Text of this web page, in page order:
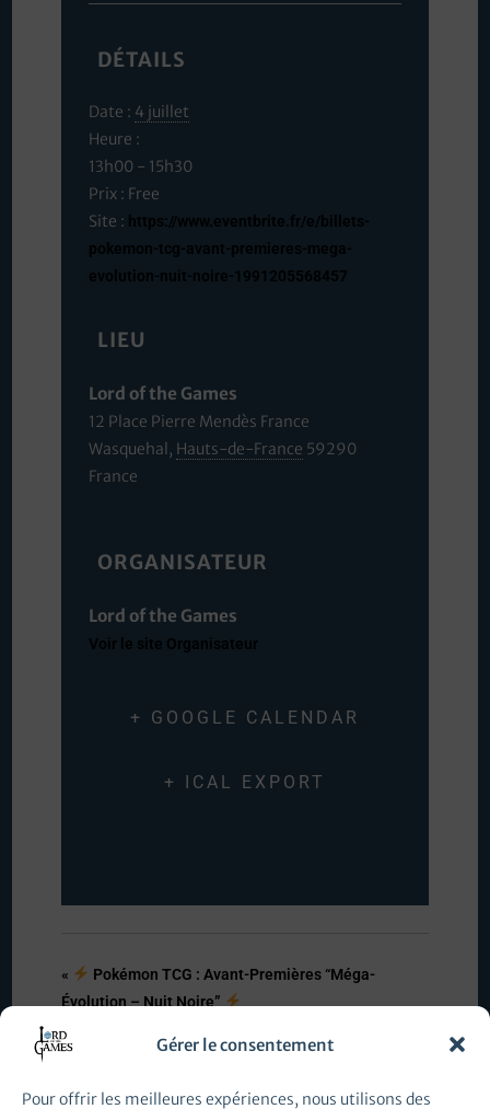
Gérer le consentement
Pour offrir les meilleures expériences, nous utilisons des
DÉTAILS
Date : 4 juillet
Heure :
13h00 - 15h30
Prix : Free
Site : https://www.eventbrite.fr/e/billets-
pokemon-tcg-avant-premieres-mega-
evolution-nuit-noire-1991205568457
LIEU
Lord of the Games
12 Place Pierre Mendès France
Wasquehal, Hauts-de-France 59290
France
ORGANISATEUR
Lord of the Games
Voir le site Organisateur
+ GOOGLE CALENDAR
+ ICAL EXPORT
«
Pokémon TCG : Avant-Premières “Méga-
Évolution – Nuit Noire”
Évolution – Nuit Noire”
»